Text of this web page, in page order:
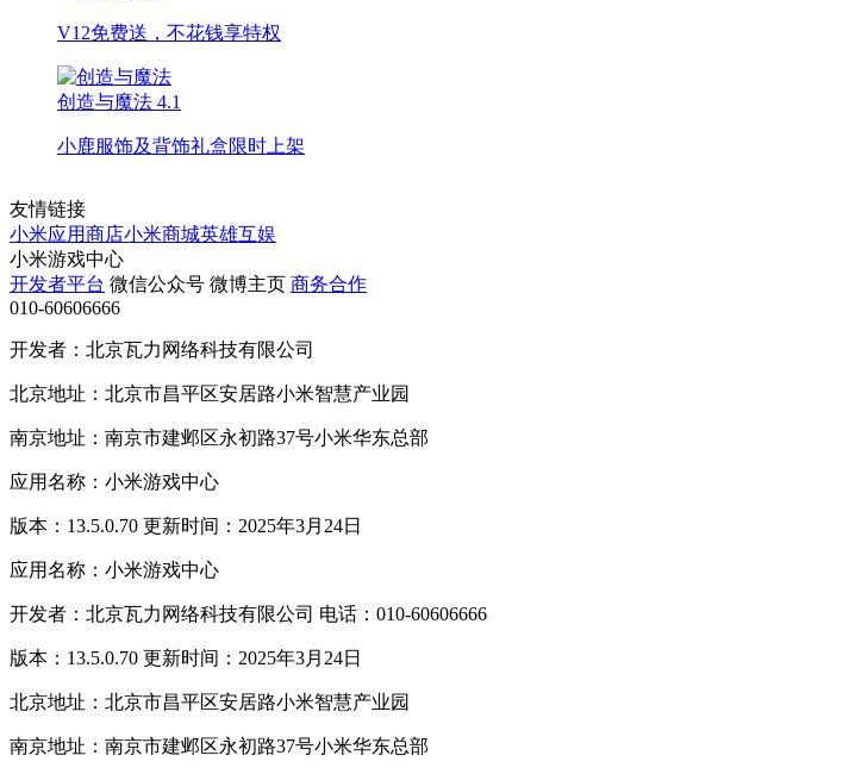
V12免费送，不花钱享特权
创造与魔法 4.1
小鹿服饰及背饰礼盒限时上架
友情链接
小米应用商店小米商城英雄互娱
小米游戏中心
开发者平台 微信公众号 微博主页 商务合作
010-60606666
开发者：北京瓦力网络科技有限公司
北京地址：北京市昌平区安居路小米智慧产业园
南京地址：南京市建邺区永初路37号小米华东总部
应用名称：小米游戏中心
版本：13.5.0.70 更新时间：2025年3月24日
应用名称：小米游戏中心
开发者：北京瓦力网络科技有限公司 电话：010-60606666
版本：13.5.0.70 更新时间：2025年3月24日
北京地址：北京市昌平区安居路小米智慧产业园
南京地址：南京市建邺区永初路37号小米华东总部